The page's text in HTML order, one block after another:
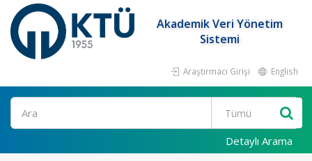
Akademik Veri Yönetim
Sistemi
Araştırmacı Girişi English
Ara
Detaylı Arama